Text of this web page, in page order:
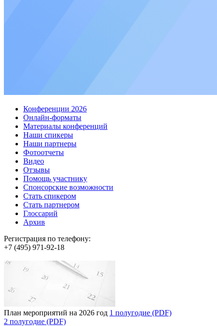
Конференции 2026
Онлайн-форматы
Материалы конференций
Наши спикеры
Наши партнеры
Фотоотчеты
Видео
Отзывы
Помощь участнику
Спонсорские возможности
Стать спикером
Стать партнером
Глоссарий
Архив
Регистрация по телефону:
+7 (495) 971-92-18
План мероприятий на 2026 год 1 полугодие (PDF)
2 полугодие (PDF)